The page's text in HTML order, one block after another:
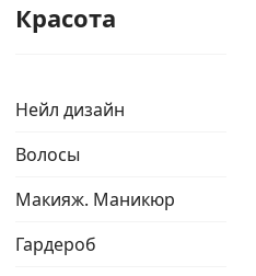
Красота
Нейл дизайн
Волосы
Макияж. Маникюр
Гардероб